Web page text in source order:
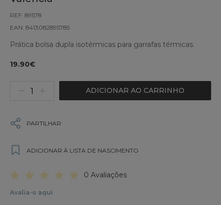
REF: 89578
EAN: 8413082895785
Prática bolsa dupla isotérmicas para garrafas térmicas.
19.90€
ADICIONAR AO CARRINHO
PARTILHAR
ADICIONAR À LISTA DE NASCIMENTO
0 Avaliações
Avalia-o aqui